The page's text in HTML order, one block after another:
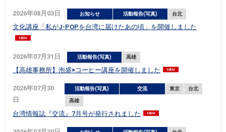
2026年08月03日 お知らせ 活動報告(写真) 台北
文化講座「私がJ-POPを台湾に届けたあの頃」を開催しました
2026年07月31日 活動報告(写真) 高雄
【高雄事務所】泡盛×コーヒー講座を開催しました
2026年07月30
日
活動報告(写真) 交流 東京
台北
高雄
台湾情報誌『交流』7月号が発行されました